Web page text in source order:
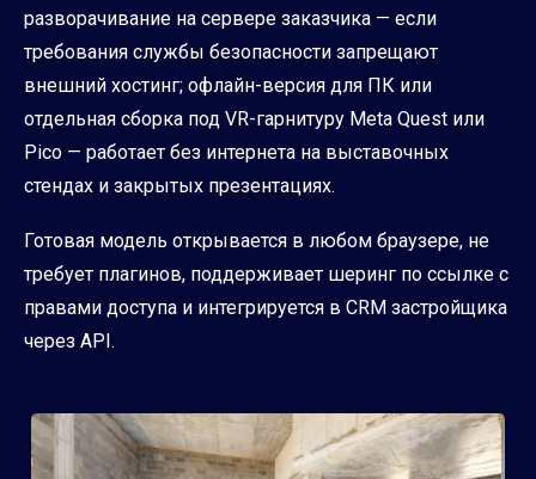
разворачивание на сервере заказчика — если
требования службы безопасности запрещают
внешний хостинг; офлайн-версия для ПК или
отдельная сборка под VR-гарнитуру Meta Quest или
Pico — работает без интернета на выставочных
стендах и закрытых презентациях.
Готовая модель открывается в любом браузере, не
требует плагинов, поддерживает шеринг по ссылке с
правами доступа и интегрируется в CRM застройщика
через API.